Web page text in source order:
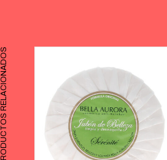
PRODUCTOS RELACIONADOS